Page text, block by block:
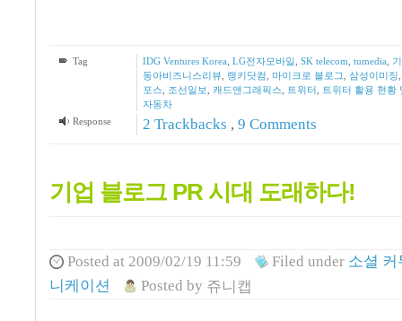
Tag IDG Ventures Korea LG전자모바일 SK telecom tumedia
동아비즈니스리뷰, 랭키닷컴 마이크로 블로그 삼성이미징
포스
조선일보 캐드앤그래픽스 트위터
트위터 활용 현황
자동차
Response
2 Trackbacks , 9 Comments
기업 블로그 PR 시대 도래하다!
Posted at 2009/02/19 11:59 Filed under 소셜
니케이션
Posted by 쥬니캡